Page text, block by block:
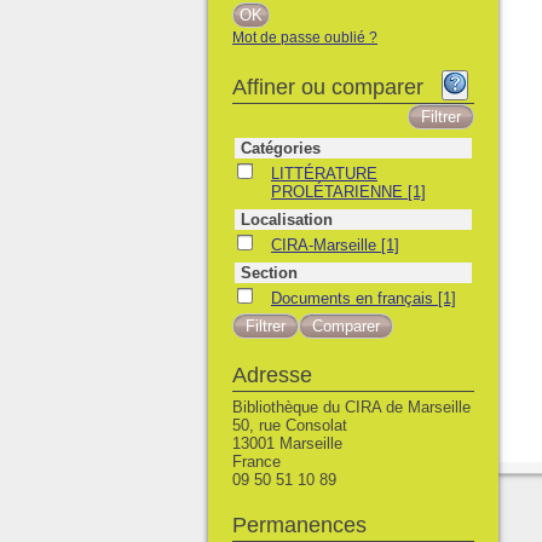
Mot de passe oublié ?
Affiner ou comparer
Catégories
LITTÉRATURE PROLÉTARIENNE
LITTÉRATURE
PROLÉTARIENNE [1]
Localisation
CIRA-Marseille
CIRA-Marseille [1]
Section
Documents en français
Documents en français [1]
Adresse
Bibliothèque du CIRA de Marseille
50, rue Consolat
13001 Marseille
France
09 50 51 10 89
Permanences